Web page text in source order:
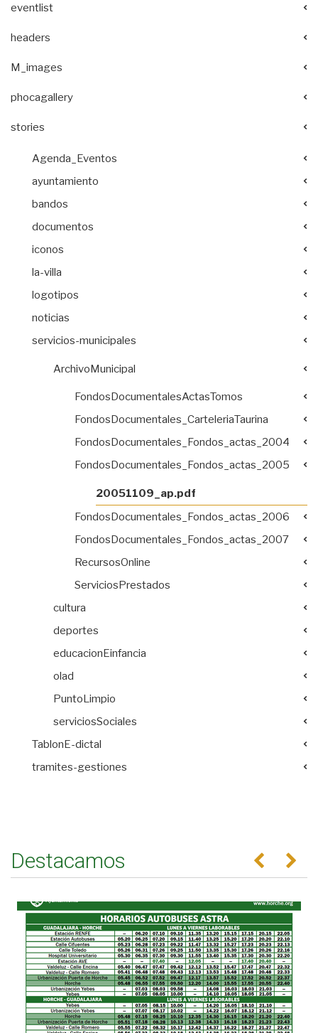
eventlist
headers
M_images
phocagallery
stories
Agenda_Eventos
ayuntamiento
bandos
documentos
iconos
la-villa
logotipos
noticias
servicios-municipales
ArchivoMunicipal
FondosDocumentalesActasTomos
FondosDocumentales_CarteleriaTaurina
FondosDocumentales_Fondos_actas_2004
FondosDocumentales_Fondos_actas_2005
20051109_ap.pdf
FondosDocumentales_Fondos_actas_2006
FondosDocumentales_Fondos_actas_2007
RecursosOnline
ServiciosPrestados
cultura
deportes
educacionEinfancia
olad
PuntoLimpio
serviciosSociales
TablonE-dictal
tramites-gestiones
Destacamos Anterior